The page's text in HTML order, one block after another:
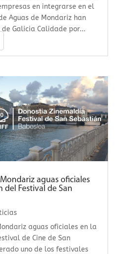
en integrarse en el
Aguas de Mondariz han
Galicia Calidade por...
aguas oficiales
del Festival de San
aguas oficiales en la
de Cine de San
uno de los festivales